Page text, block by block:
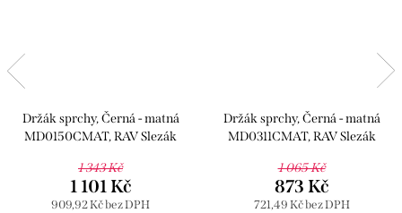
Držák sprchy, Černá - matná
MD0150CMAT, RAV Slezák
1 343 Kč
909,92 Kč bez DPH
1 101 Kč
Držák sprchy, Černá - matná
MD0311CMAT, RAV Slezák
1 065 Kč
721,49 Kč bez DPH
873 Kč